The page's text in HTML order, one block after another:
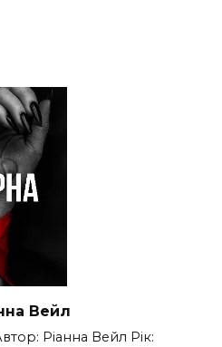
Вейл
Ріанна Вейл Рік: